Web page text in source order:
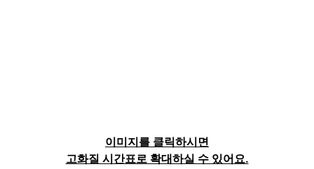
이미지를 클릭하시면
고화질 시간표로 확대하실 수 있어요.